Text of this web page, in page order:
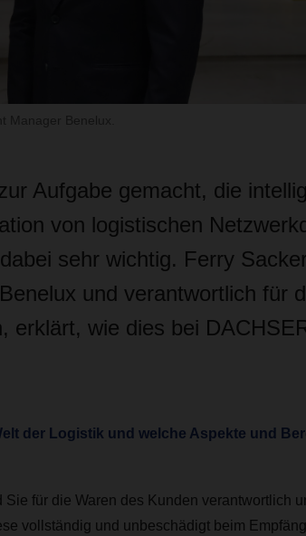
Aufgabe gemacht, die
von logistischen
sehr wichtig. Ferry
und verantwortlich für
erklärt, wie dies bei
der Logistik und welche Aspekte und
für die Waren des Kunden verantwortlich
vollständig und unbeschädigt beim